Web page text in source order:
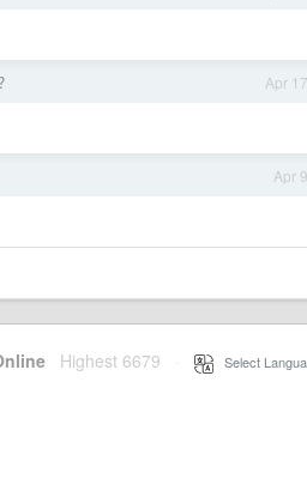
Apr 17
Apr 9
Highest 6679 Select